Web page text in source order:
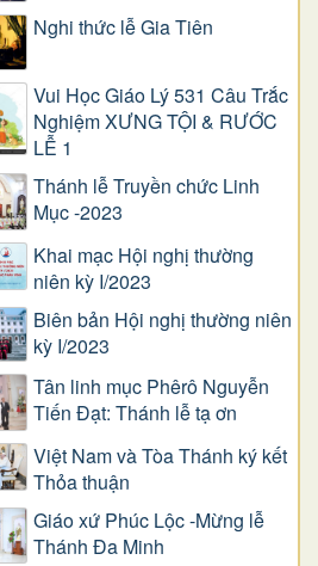
Nghi thức lễ Gia Tiên
Vui Học Giáo Lý 531 Câu Trắc
Nghiệm XƯNG TỘI & RƯỚC
LỄ 1
Thánh lễ Truyền chức Linh
Mục -2023
Khai mạc Hội nghị thường
niên kỳ I/2023
Biên bản Hội nghị thường niên
kỳ I/2023
Tân linh mục Phêrô Nguyễn
Tiến Đạt: Thánh lễ tạ ơn
Việt Nam và Tòa Thánh ký kết
Thỏa thuận
Giáo xứ Phúc Lộc -Mừng lễ
Thánh Đa Minh